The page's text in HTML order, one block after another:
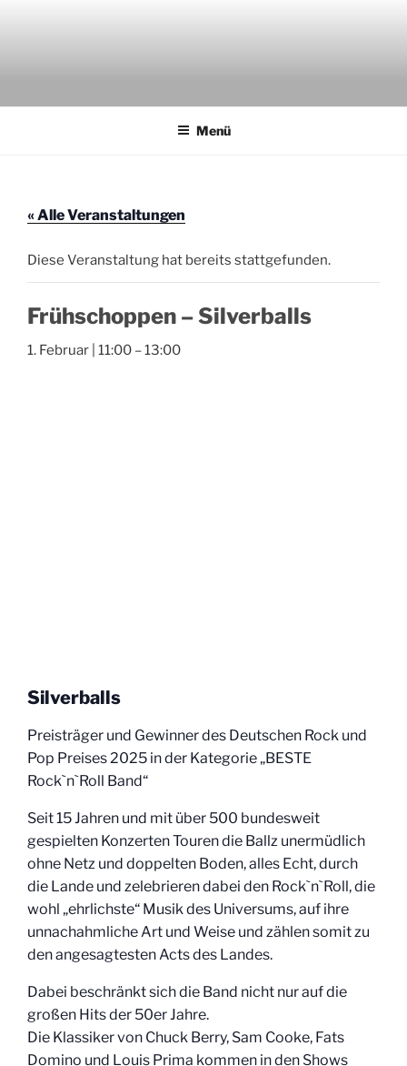
AKTION THEATERFOYER E.V.
Menü
« Alle Veranstaltungen
Diese Veranstaltung hat bereits stattgefunden.
Frühschoppen – Silverballs
1. Februar | 11:00 –13:00
Silverballs
Preisträger und Gewinner des Deutschen Rock und
Pop Preises 2025 in der Kategorie „BESTE
Rock`n`Roll Band“
Seit 15 Jahren und mit über 500 bundesweit
gespielten Konzerten Touren die Ballz unermüdlich
ohne Netz und doppelten Boden, alles Echt, durch
die Lande und zelebrieren dabei den Rock`n`Roll, die
wohl „ehrlichste“ Musik des Universums, auf ihre
unnachahmliche Art und Weise und zählen somit zu
den angesagtesten Acts des Landes.
Dabei beschränkt sich die Band nicht nur auf die
großen Hits der 50er Jahre.
Die Klassiker von Chuck Berry, Sam Cooke, Fats
Domino und Louis Prima kommen in den Shows